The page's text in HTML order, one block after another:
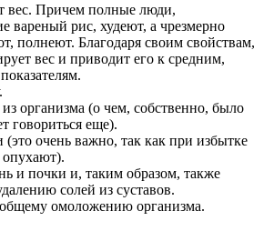
вес. Причем полные люди,
вареный рис, худеют, а чрезмерно
полнеют. Благодаря своим свойствам,
вес и приводит его к средним,
организма (о чем, собственно, было
говориться еще).
(это очень важно, так как при избытке
опухают).
и почки и, таким образом, также
солей из суставов.
омоложению организма.